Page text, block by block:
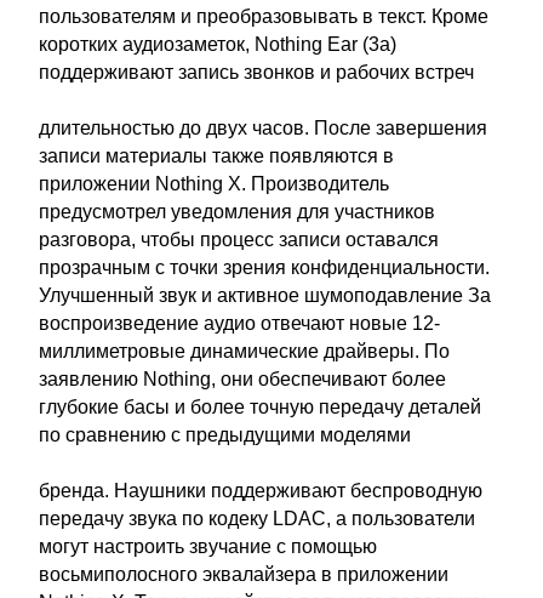
пользователям и преобразовывать в текст. Кроме
коротких аудиозаметок, Nothing Ear (3a)
поддерживают запись звонков и рабочих встреч
длительностью до двух часов. После завершения
записи материалы также появляются в
приложении Nothing X. Производитель
предусмотрел уведомления для участников
разговора, чтобы процесс записи оставался
прозрачным с точки зрения конфиденциальности.
Улучшенный звук и активное шумоподавление За
воспроизведение аудио отвечают новые 12-
миллиметровые динамические драйверы. По
заявлению Nothing, они обеспечивают более
глубокие басы и более точную передачу деталей
по сравнению с предыдущими моделями
бренда. Наушники поддерживают беспроводную
передачу звука по кодеку LDAC, а пользователи
могут настроить звучание с помощью
восьмиполосного эквалайзера в приложении